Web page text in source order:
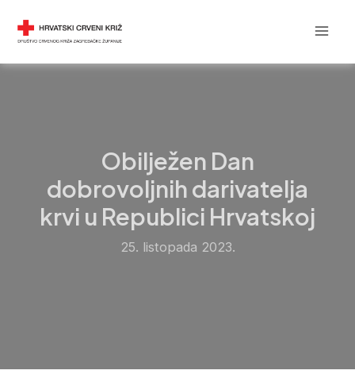
Obilježen Dan
dobrovoljnih darivatelja
krvi u Republici Hrvatskoj
25. listopada 2023.
navigation